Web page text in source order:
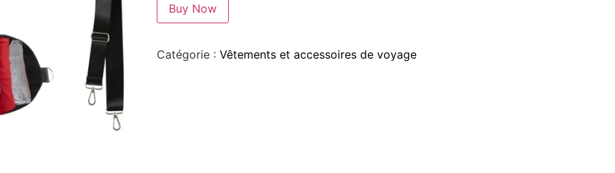
Buy Now
Catégorie : Vêtements et accessoires de voyage